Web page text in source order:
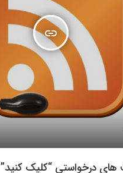
insert_link
درخواستی “کلیک کنید”